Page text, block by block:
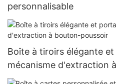
personnalisable
Boîte à tiroirs élégante
mécanisme d'extraction